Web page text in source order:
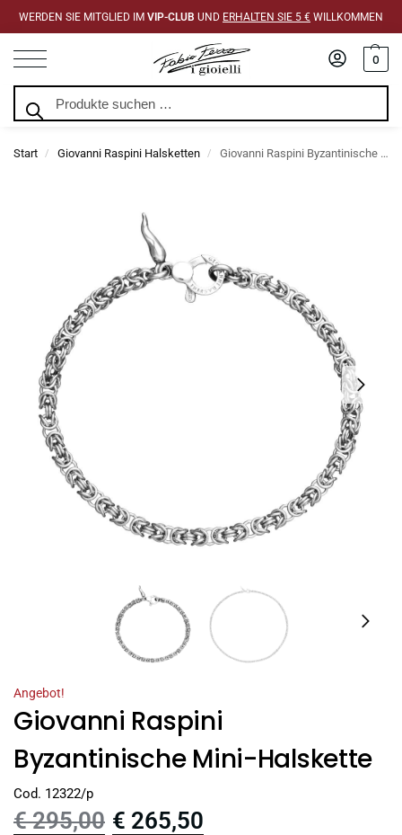
WERDEN SIE MITGLIED IM VIP-CLUB UND ERHALTEN SIE 5 € WILLKOMMEN
0
Start / Giovanni Raspini Halsketten / Giovanni Raspini Byzantinische Mini-Halskette
Angebot!
Giovanni Raspini
Byzantinische Mini-Halskette
Cod. 12322/p
€295,00 € 265,50